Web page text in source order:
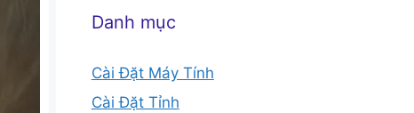
Danh mục
Cài Đặt Máy Tính
Cài Đặt Tỉnh